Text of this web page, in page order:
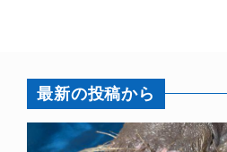
最新の投稿から